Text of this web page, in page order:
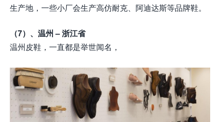
生产地，一些小厂会生产高仿耐克、阿迪达斯等品牌鞋。
（7）、温州 – 浙江省
温州皮鞋，一直都是举世闻名，